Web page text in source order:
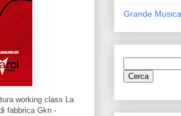
working class La
fabbrica Gkn -
Grande Musica